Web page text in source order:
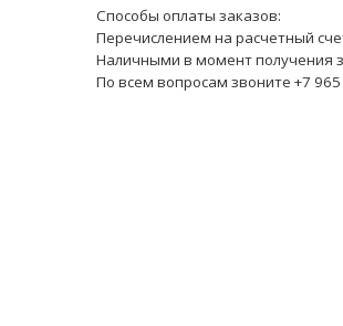
Способы оплаты заказов:
Перечислением на расчетный
Наличными в момент получения
По всем вопросам звоните +7